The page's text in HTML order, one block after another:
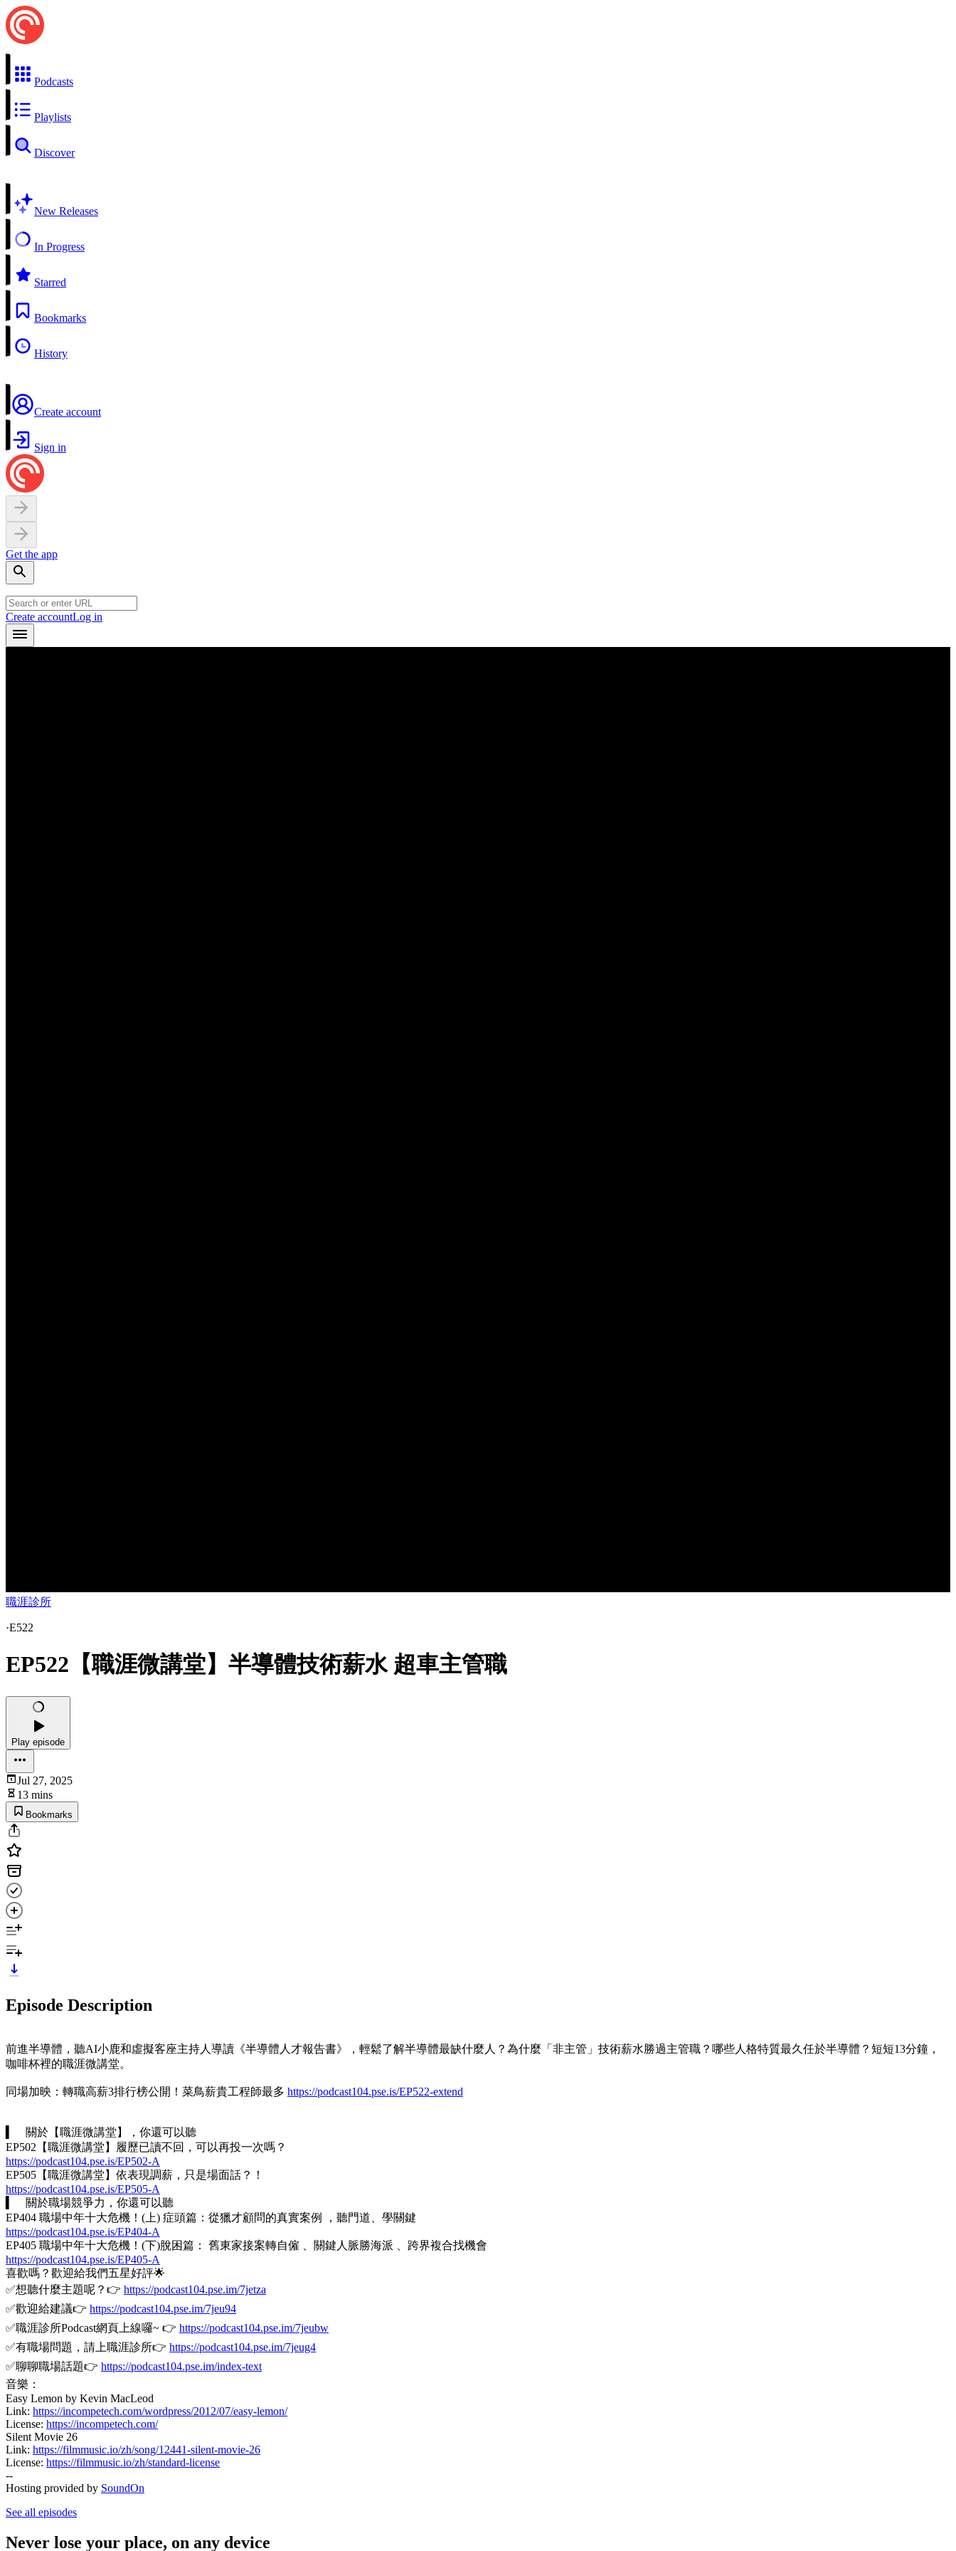
Podcasts
Playlists
Discover
New Releases
In Progress
Starred
Bookmarks
History
Create account
Sign in
Get the app
Create accountLog in
職涯診所
·E522
EP522【職涯微講堂】半導體技術薪水 超車主管職
Play episode
Jul 27, 2025
13 mins
Bookmarks
Episode Description
前進半導體，聽AI小鹿和虛擬客座主持人導讀《半導體人才報告書》，輕鬆了解半導體最缺什麼人？為什麼「非主管」技術薪水勝過主管職？哪些人格特質最久任於半導體？短短13分鐘，
咖啡杯裡的職涯微講堂。
同場加映：轉職高薪3排行榜公開！菜鳥薪貴工程師最多 https://podcast104.pse.is/EP522-extend
▍ 關於【職涯微講堂】，你還可以聽
EP502【職涯微講堂】履歷已讀不回，可以再投一次嗎？
https://podcast104.pse.is/EP502-A
EP505【職涯微講堂】依表現調薪，只是場面話？！
https://podcast104.pse.is/EP505-A
▍ 關於職場競爭力，你還可以聽
EP404 職場中年十大危機！(上) 症頭篇：從獵才顧問的真實案例 ，聽門道、學關鍵
https://podcast104.pse.is/EP404-A
EP405 職場中年十大危機！(下)脫困篇： 舊東家接案轉自僱 、關鍵人脈勝海派 、跨界複合找機會
https://podcast104.pse.is/EP405-A
喜歡嗎？歡迎給我們五星好評🌟
✅想聽什麼主題呢？👉 https://podcast104.pse.im/7jetza
✅歡迎給建議👉 https://podcast104.pse.im/7jeu94
✅職涯診所Podcast網頁上線囉~ 👉 https://podcast104.pse.im/7jeubw
✅有職場問題，請上職涯診所👉 https://podcast104.pse.im/7jeug4
✅聊聊職場話題👉 https://podcast104.pse.im/index-text
音樂：
Easy Lemon by Kevin MacLeod
Link: https://incompetech.com/wordpress/2012/07/easy-lemon/
License: https://incompetech.com/
Silent Movie 26
Link: https://filmmusic.io/zh/song/12441-silent-movie-26
License: https://filmmusic.io/zh/standard-license
--
Hosting provided by SoundOn
See all episodes
Never lose your place, on any device